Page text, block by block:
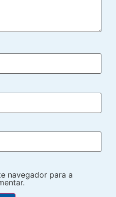
navegador para a